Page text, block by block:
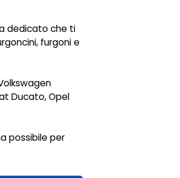
dedicato che ti
furgoni e
Ducato, Opel
possibile per